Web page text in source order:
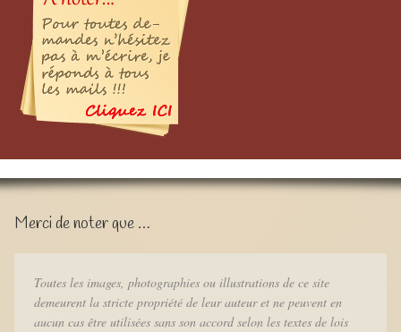
Merci de noter que …
Toutes les images, photographies ou illustrations de ce site
demeurent la stricte propriété de leur auteur et ne peuvent en
aucun cas être utilisées sans son accord selon les textes de lois